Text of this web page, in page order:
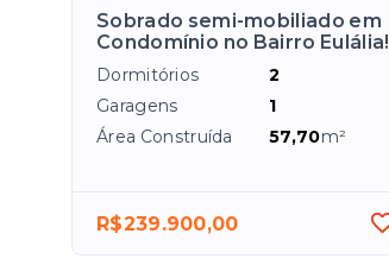
Sobrado semi-mobiliado em
Condomínio no Bairro Eulália!
Dormitórios
2
Garagens
1
Área Construída
57,70m²
R$239.900,00